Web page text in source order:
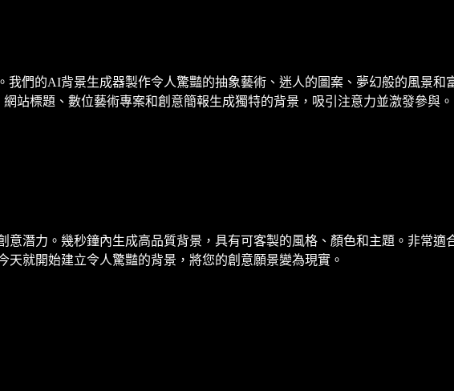
們的AI背景生成器製作令人驚豔的抽象藝術、迷人的圖案、夢幻般的風景
站標題、數位藝術專案和創意簡報生成獨特的背景，吸引注意力並激發參與。
潛力。幾秒鐘內生成高品質背景，具有可客製的風格、顏色和主題。非常適
就開始建立令人驚豔的背景，將您的創意願景變為現實。